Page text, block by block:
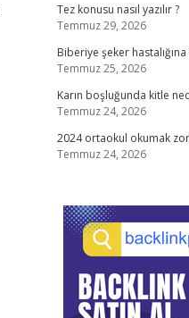
Tez konusu nasıl yazılır ?
Temmuz 29, 2026
Biberiye şeker
Temmuz 25, 2026
Karın boşluğunda kitle
Temmuz 24, 2026
2024 ortaokul okumak
Temmuz 24, 2026